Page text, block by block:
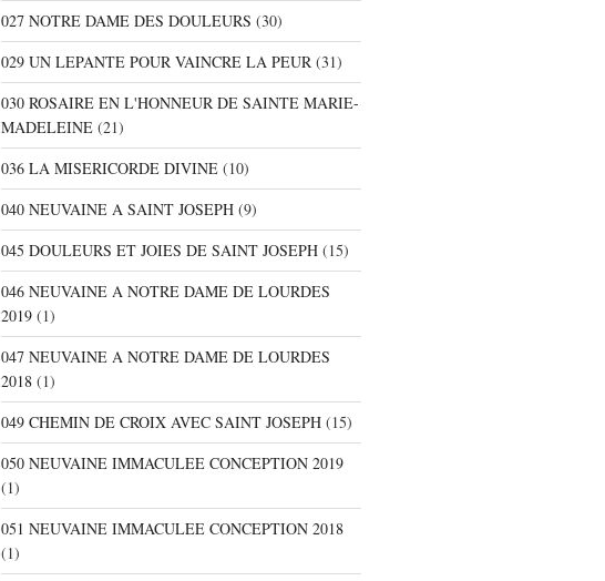
027 NOTRE DAME DES DOULEURS (30)
029 UN LEPANTE POUR VAINCRE LA PEUR(31)
030 ROSAIRE EN L'HONNEUR DE SAINTE MARIE-
MADELEINE(21)
036 LA MISERICORDE DIVINE(10)
040 NEUVAINE A SAINT JOSEPH(9)
045 DOULEURS ET JOIES DE SAINT JOSEPH(15)
046 NEUVAINE A NOTRE DAME DE LOURDES
2019(1)
047 NEUVAINE A NOTRE DAME DE LOURDES
2018(1)
049 CHEMIN DE CROIX AVEC SAINT JOSEPH(15)
050 NEUVAINE IMMACULEE CONCEPTION 2019
(1)
051 NEUVAINE IMMACULEE CONCEPTION 2018
(1)